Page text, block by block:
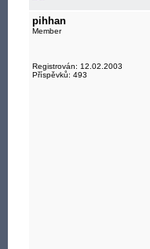
pihhan
Member
Registrován: 12.02.2003
Příspěvků: 493